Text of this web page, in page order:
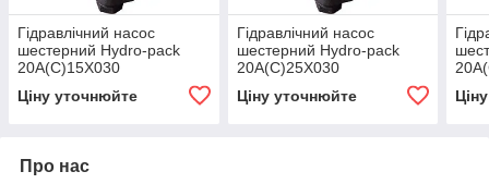
Гідравлічний насос
шестерний Hydro-pack
20А(С)15X030
Ціну уточнюйте
Гідравлічний насос
шестерний Hydro-pack
20А(С)25X030
Ціну уточнюйте
Про нас